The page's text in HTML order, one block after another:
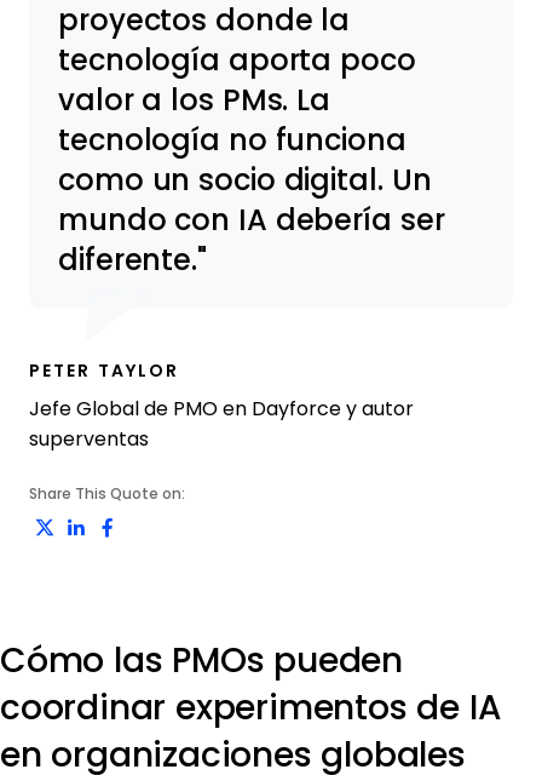
proyectos donde la
tecnología aporta poco
valor a los PMs. La
tecnología no funciona
como un socio digital. Un
mundo con IA debería ser
diferente.
Share This Quote on:
Share on Twitter
Share on LinkedIn
PETER TAYLOR
Jefe Global de PMO en Dayforce y autor
superventas
Cómo las PMOs pueden
coordinar experimentos de IA
en organizaciones globales